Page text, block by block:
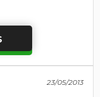
23/05/2013